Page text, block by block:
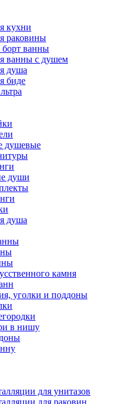
кухни
раковины
ванны
ванны с душем
душа
биде
душевые
души
душа
камня
уголки и поддоны
в нишу
для унитазов
для раковин